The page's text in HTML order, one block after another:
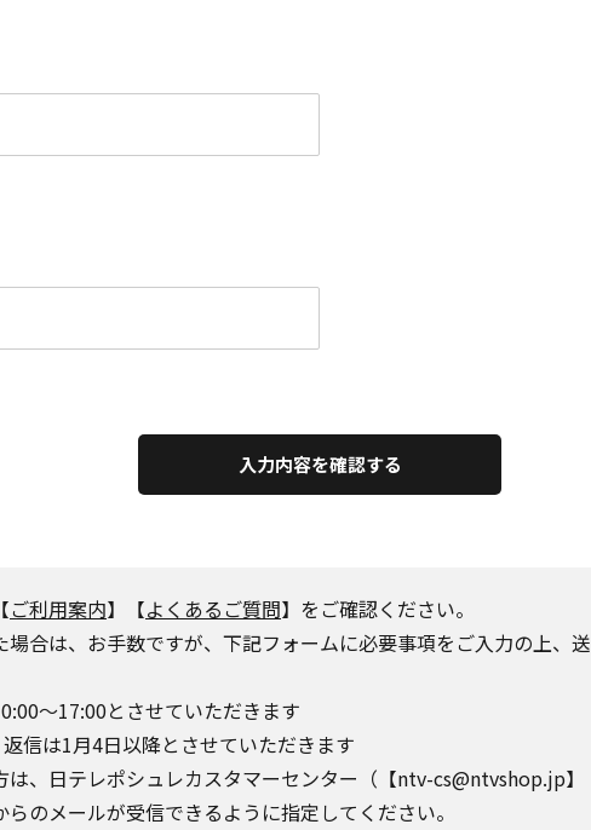
入力内容を確認する
ご利用案内】【よくあるご質問】をご確認ください。
合は、お手数ですが、下記フォームに必要事項をご入力の上、
～17:00とさせていただきます
信は1月4日以降とさせていただきます
、日テレポシュレカスタマーセンター（【ntv-cs@ntvshop.jp
のメールが受信できるように指定してください。